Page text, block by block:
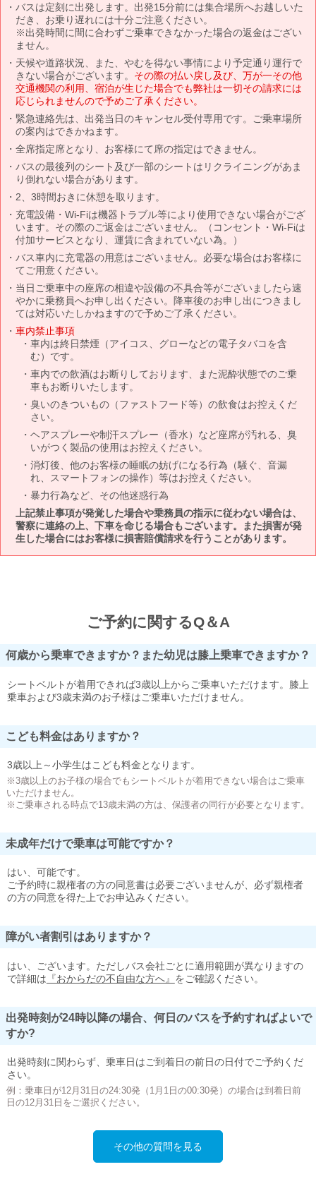
バスは定刻に出発します。出発15分前には集合場所へお越しいた
だき、お乗り遅れには十分ご注意ください。
※出発時間に間に合わずご乗車できなかった場合の返金はござい
ません。
天候や道路状況、また、やむを得ない事情により予定通り運行で
きない場合がございます。 その際の払い戻し及び、万が一その他
交通機関の利用、宿泊が生じた場合でも弊社は一切その請求には
応じられませんので予めご了承ください。
緊急連絡先は、出発当日のキャンセル受付専用です。ご乗車場所
の案内はできかねます。
全席指定席となり、お客様にて席の指定はできません。
バスの最後列のシート及び一部のシートはリクライニングがあま
り倒れない場合があります。
2、3時間おきに休憩を取ります。
充電設備・Wi-Fiは機器トラブル等により使用できない場合がござ
います。その際のご返金はございません。（コンセント・Wi-Fiは
付加サービスとなり、運賃に含まれていない為。）
バス車内に充電器の用意はございません。必要な場合はお客様に
てご用意ください。
当日ご乗車中の座席の相違や設備の不具合等がございましたら速
やかに乗務員へお申し出ください。降車後のお申し出につきまし
ては対応いたしかねますので予めご了承ください。
車内禁止事項
車内は終日禁煙（アイコス、グローなどの電子タバコを含
む）です。
車内での飲酒はお断りしております、また泥酔状態でのご乗
車もお断りいたします。
臭いのきついもの（ファストフード等）の飲食はお控えくだ
さい。
ヘアスプレーや制汗スプレー（香水）など座席が汚れる、臭
いがつく製品の使用はお控えください。
消灯後、他のお客様の睡眠の妨げになる行為（騒ぐ、音漏
れ、スマートフォンの操作）等はお控えください。
暴力行為など、その他迷惑行為
上記禁止事項が発覚した場合や乗務員の指示に従わない場合は、
警察に連絡の上、下車を命じる場合もございます。また損害が発
生した場合にはお客様に損害賠償請求を行うことがあります。
ご予約に関するQ＆A
何歳から乗車できますか？また幼児は膝上乗車できますか？
シートベルトが着用できれば3歳以上からご乗車いただけます。膝上
乗車および3歳未満のお子様はご乗車いただけません。
こども料金はありますか？
3歳以上～小学生はこども料金となります。
※3歳以上のお子様の場合でもシートベルトが着用できない場合はご乗車
いただけません。
※ご乗車される時点で13歳未満の方は、保護者の同行が必要となります。
未成年だけで乗車は可能ですか？
はい、可能です。
ご予約時に親権者の方の同意書は必要ございませんが、必ず親権者
の方の同意を得た上でお申込みください。
障がい者割引はありますか？
はい、ございます。ただしバス会社ごとに適用範囲が異なりますの
で詳細は 『おからだの不自由な方へ』 をご確認ください。
出発時刻が24時以降の場合、何日のバスを予約すればよいで
すか?
出発時刻に関わらず、乗車日はご到着日の前日の日付でご予約くだ
さい。
例：乗車日が12月31日の24:30発（1月1日の00:30発）の場合は到着日前
日の12月31日をご選択ください。
その他の質問を見る